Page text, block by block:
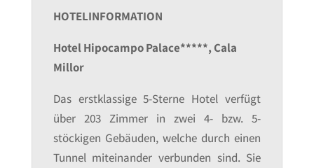
HOTELINFORMATION
Hotel Hipocampo Palace*****, Cala
Millor
Das erstklassige 5-Sterne Hotel verfügt
über 203 Zimmer in zwei 4- bzw. 5-
stöckigen Gebäuden, welche durch einen
Tunnel miteinander verbunden sind. Sie